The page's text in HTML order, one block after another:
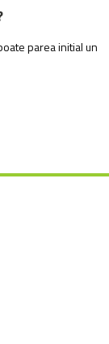
parea initial un